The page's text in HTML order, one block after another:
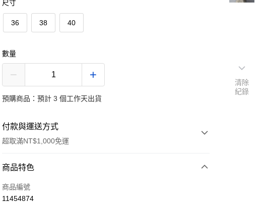
尺寸
36 38 40
數量
預購商品：預計 3 個工作天出貨
付款與運送方式
超取滿NT$1,000免運
付款方式
信用卡一次付款
商品特色
商品編號
11454874
清除
紀錄